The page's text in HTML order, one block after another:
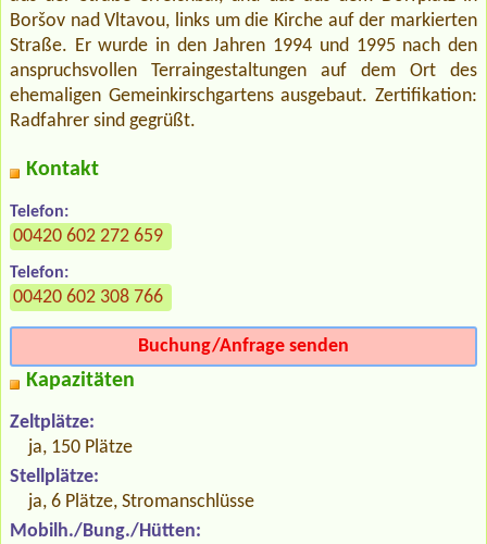
Boršov nad Vltavou, links um die Kirche auf der markierten
Straße. Er wurde in den Jahren 1994 und 1995 nach den
anspruchsvollen Terraingestaltungen auf dem Ort des
ehemaligen Gemeinkirschgartens ausgebaut. Zertifikation:
Radfahrer sind gegrüßt.
Kontakt
Telefon:
00420 602 272 659
Telefon:
00420 602 308 766
Buchung/Anfrage senden
Kapazitäten
Zeltplätze:
ja, 150 Plätze
Stellplätze:
ja, 6 Plätze, Stromanschlüsse
Mobilh./Bung./Hütten: